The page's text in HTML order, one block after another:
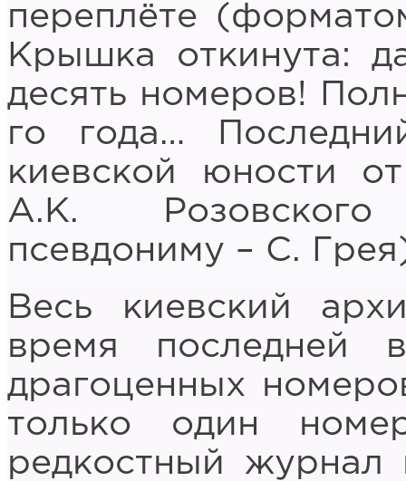
переплёте
Крышка откинута:
десять номеров!
го года…
киевской юности
А.К.
псевдониму – С.
Весь киевский
время последней
драгоценных
только один
редкостный